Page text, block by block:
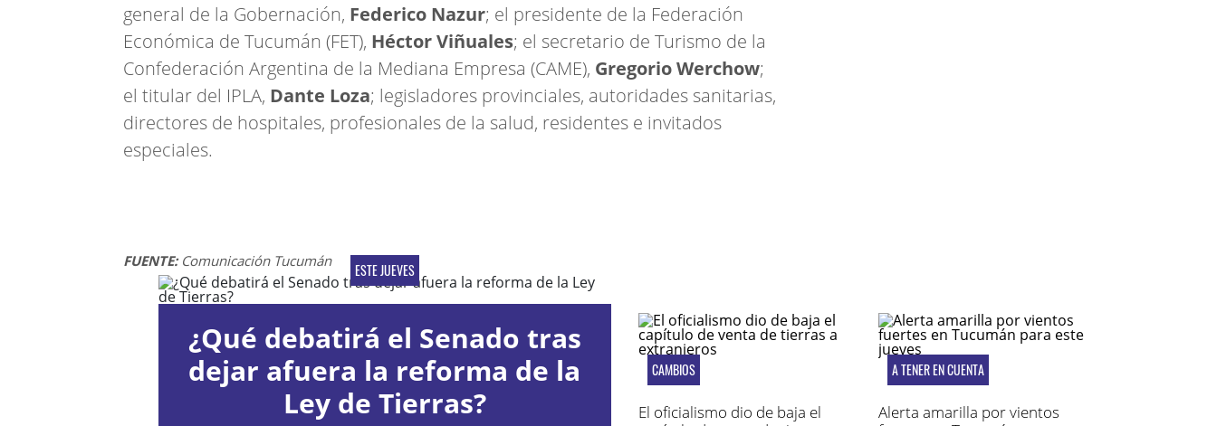
general de la Gobernación, Federico Nazur; el presidente de la Federación
Económica de Tucumán (FET), Héctor Viñuales; el secretario de Turismo de la
Confederación Argentina de la Mediana Empresa (CAME), Gregorio Werchow;
el titular del IPLA, Dante Loza; legisladores provinciales, autoridades sanitarias,
directores de hospitales, profesionales de la salud, residentes e invitados
especiales.
FUENTE:Comunicación Tucumán ESTE JUEVES
¿Qué debatirá el Senado tras
dejar afuera la reforma de la
Ley de Tierras?
CAMBIOS
El oficialismo dio de baja el
A TENER EN CUENTA
Alerta amarilla por vientos